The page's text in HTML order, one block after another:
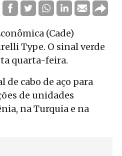
(Cade)
Type. O sinal verde
quarta-feira.
cabo de aço para
de unidades
na Turquia e na